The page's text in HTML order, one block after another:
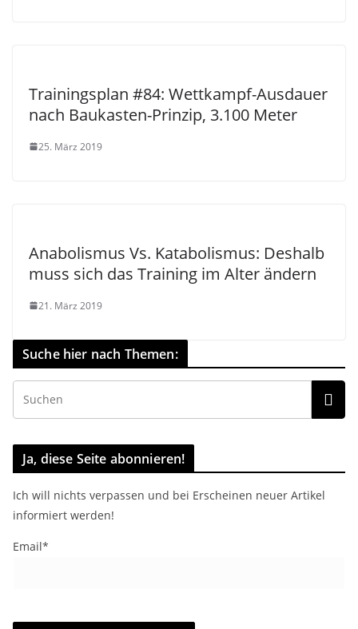
Trainingsplan #84: Wettkampf-Ausdauer
nach Baukasten-Prinzip, 3.100 Meter
25. März 2019
Anabolismus Vs. Katabolismus: Deshalb
muss sich das Training im Alter ändern
21. März 2019
Suche hier nach Themen:
Ja, diese Seite abonnieren!
Ich will nichts verpassen und bei Erscheinen neuer Artikel
informiert werden!
Email*